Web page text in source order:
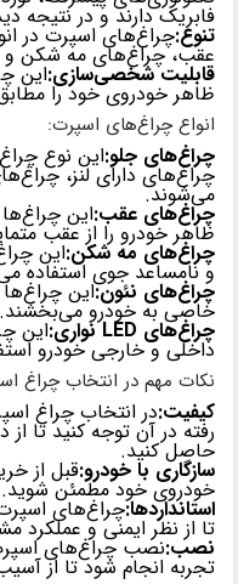
فابریک دارند و در نتیجه
تنوع:چراغ‌های اسپرت در
عقب، چراغ‌های مه شکن
قابلیت شخصی‌سازی:این
ظاهر خودروی خود را
انواع چراغ‌های اسپرت:
چراغ‌های جلو:این نوع
می‌شوند.
چراغ‌های عقب:این
ظاهر خودرو را از عقب
چراغ‌های مه شکن:این
و نامساعد جوی استفاده
چراغ‌های نئون:این
خاصی به خودرو
چراغ‌های LED نواری: این
داخلی و خارجی خودرو
نکات مهم در انتخاب چراغ
کیفیت:در انتخاب چراغ
رفته در آن توجه کنید تا
حاصل کنید.
سازگاری با خودرو:قبل از
خودروی خود مطمئن شوید.
استانداردها:چراغ‌های اسپرت
تا از نظر ایمنی و عملکرد
نصب:نصب چراغ‌های
تجربه انجام شود تا از